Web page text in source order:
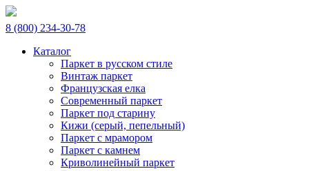
8 (800) 234-30-78
Каталог
Паркет в русском стиле
Винтаж паркет
Французская елка
Современный паркет
Паркет под старину
Кижи (серый, пепельный)
Паркет с мрамором
Паркет с камнем
Криволинейный паркет